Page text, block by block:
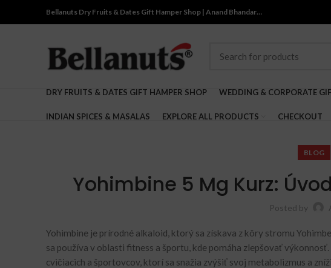
Bellanuts Dry Fruits & Dates Gift Hamper Shop | Anand Bhandar…
DRY FRUITS & DATES GIFT HAMPER SHOP WEDDING & CORPORATE
INDIAN SPICES & MASALAS EXPLORE ALL PRODUCTS CHECKOUT
BLOG
Yohimbine 5 Mg Kurz:
Posted by
Yohimbine je prírodné alkaloid, ktorý sa získava z kôry stromu
sa používa v oblasti fitness a športu, kde pomáha zlepšovať
cvičiacich a športovcov, ktorí sa snažia zvýšiť svoj metabolizmus a